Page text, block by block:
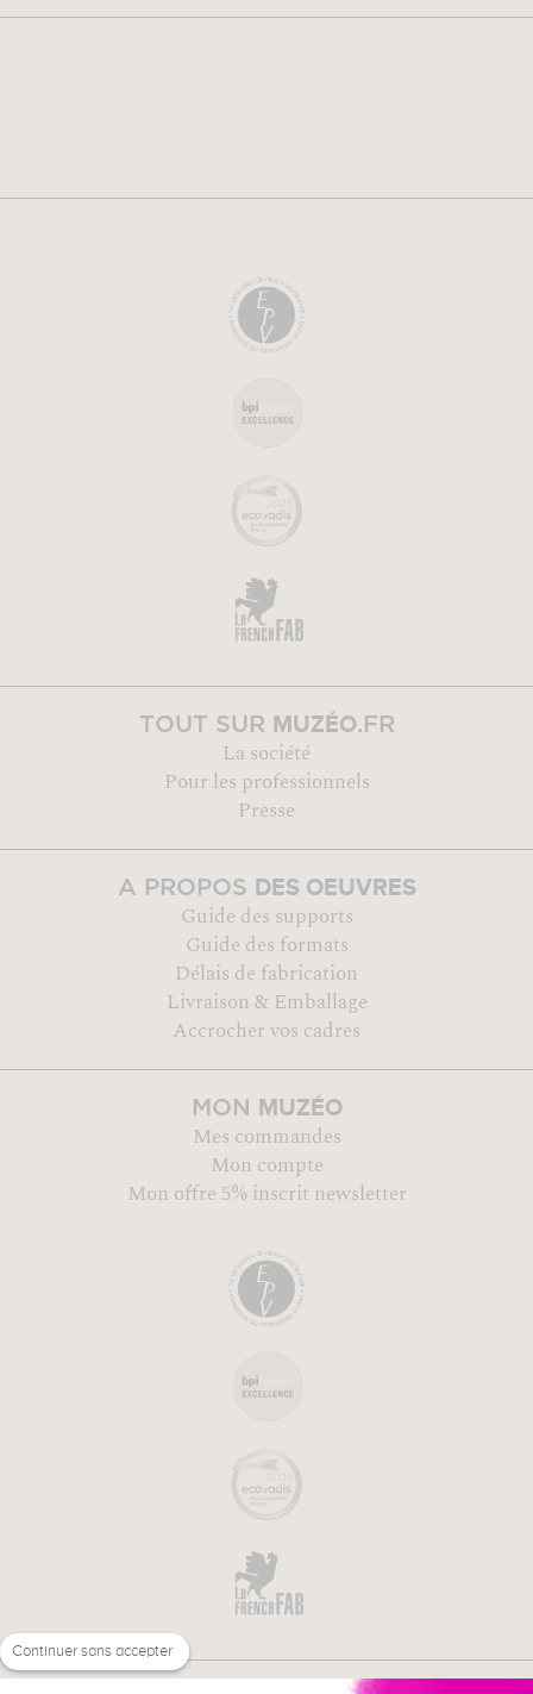
TOUT SUR MUZÉO.FR
La société
Pour les professionnels
Presse
A PROPOS DES OEUVRES
Guide des supports
Guide des formats
Délais de fabrication
Livraison & Emballage
Accrocher vos cadres
MON MUZÉO
Mes commandes
Mon compte
Mon offre 5% inscrit newsletter
Continuer sans accepter